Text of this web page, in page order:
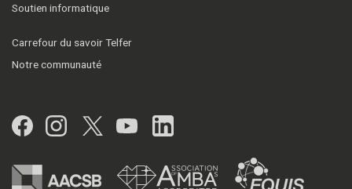
Soutien informatique
Carrefour du savoir Telfer
Notre communauté
Facebook
Instagram
Twitter
YouTubeLinkedIn